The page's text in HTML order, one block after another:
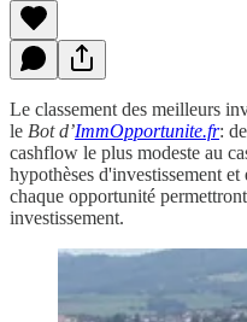
Le classement des meilleurs
le Bot d’ImmOpportunite.fr:
cashflow le plus modeste au
hypothèses d'investissement
chaque opportunité
investissement.